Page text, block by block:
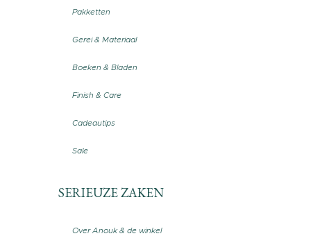
Pakketten
Gerei & Materiaal
Boeken & Bladen
Finish & Care
Cadeautips
Sale
SERIEUZE ZAKEN
Over Anouk & de winkel